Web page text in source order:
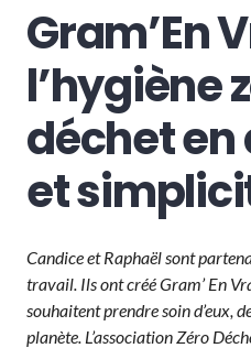
Gram’En
l’hygiène
déchet
et
Candice et Raphaël sont
travail. Ils ont créé Gram’ En
souhaitent prendre soin d’eux,
planète. L’association Zéro